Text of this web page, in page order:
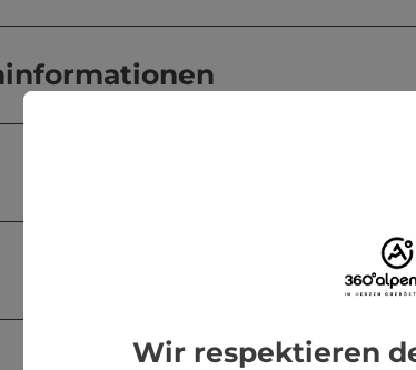
Wir respektieren